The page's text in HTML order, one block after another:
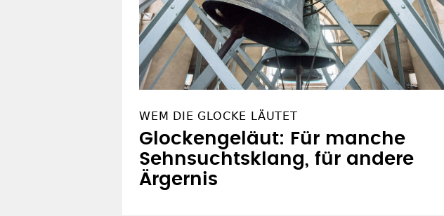
WEM DIE GLOCKE LÄUTET
Glockengeläut: Für manche
Sehnsuchtsklang, für andere
Ärgernis